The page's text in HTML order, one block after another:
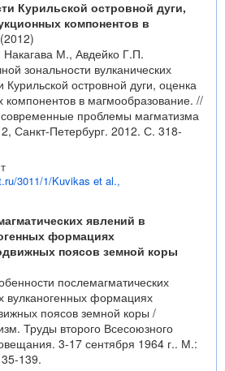
Курильской островной дуги,
компонентов в
(2012)
Накагава М., Авдейко Г.П.
зональности вулканических
островной дуги, оценка
компонентов в магмообразование. //
проблемы магматизма
Санкт-Петербург. 2012. С. 318-
3011/1/Kuvikas et al.,
явлений в
формациях
поясов земной коры
послемагматических
вулканогенных формациях
поясов земной коры /
Труды второго Всесоюзного
3-17 сентября 1964 г.. М.:
139.